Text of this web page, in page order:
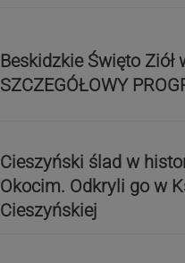
Beskidzkie Święto Ziół
SZCZEGÓŁOWY
Cieszyński ślad w
Okocim. Odkryli go w
Cieszyńskiej